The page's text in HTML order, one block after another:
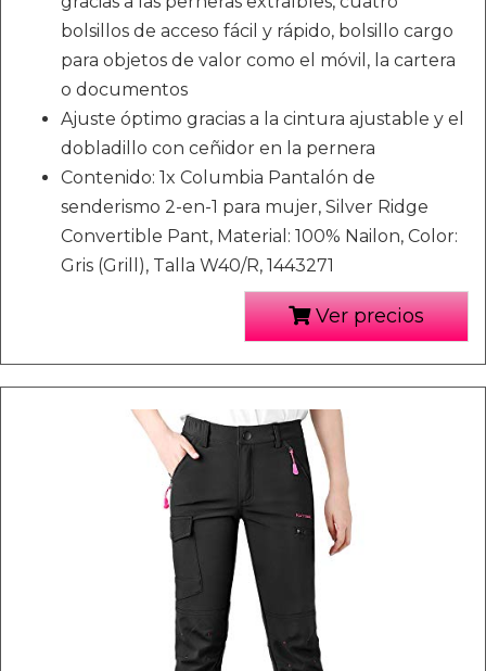
bolsillos de acceso fácil y rápido, bolsillo cargo
para objetos de valor como el móvil, la cartera
o documentos
Ajuste óptimo gracias a la cintura ajustable y el
dobladillo con ceñidor en la pernera
Contenido: 1x Columbia Pantalón de
senderismo 2-en-1 para mujer, Silver Ridge
Convertible Pant, Material: 100% Nailon, Color:
Gris (Grill), Talla W40/R, 1443271
Ver precios